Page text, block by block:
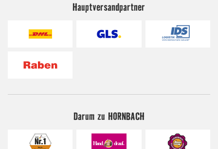
Hauptversandpartner
Darum zu HORNBACH